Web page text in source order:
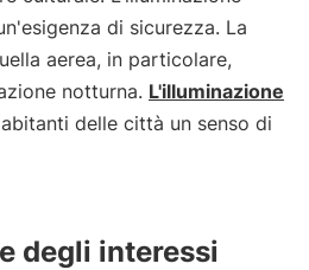
di sicurezza. La
aerea, in particolare,
notturna. L'illuminazione
delle città un senso di
degli interessi